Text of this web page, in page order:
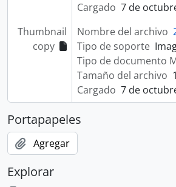
Cargado 7 de
Thumbnail
copy
Nombre del archivo
Tipo de soporte
Tipo de documento
Tamaño del archivo
Cargado 7 de
Portapapeles
Agregar
Explorar